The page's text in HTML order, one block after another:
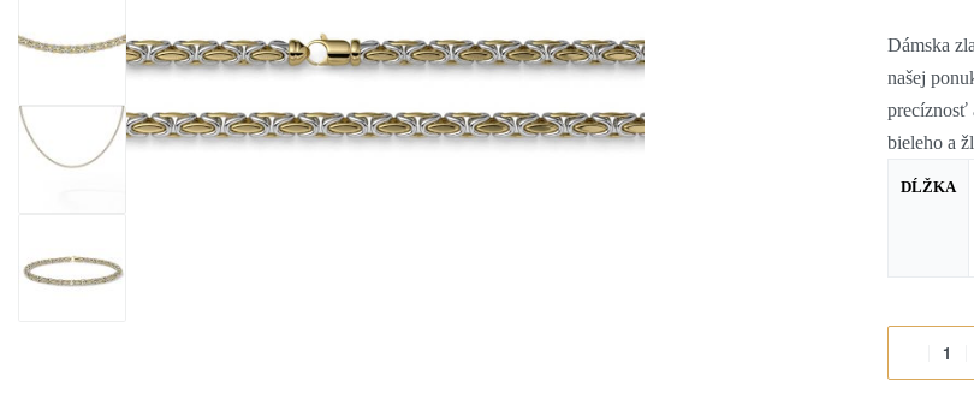
Dámska
našej
precíznosť
bieleho a
DĹŽKA